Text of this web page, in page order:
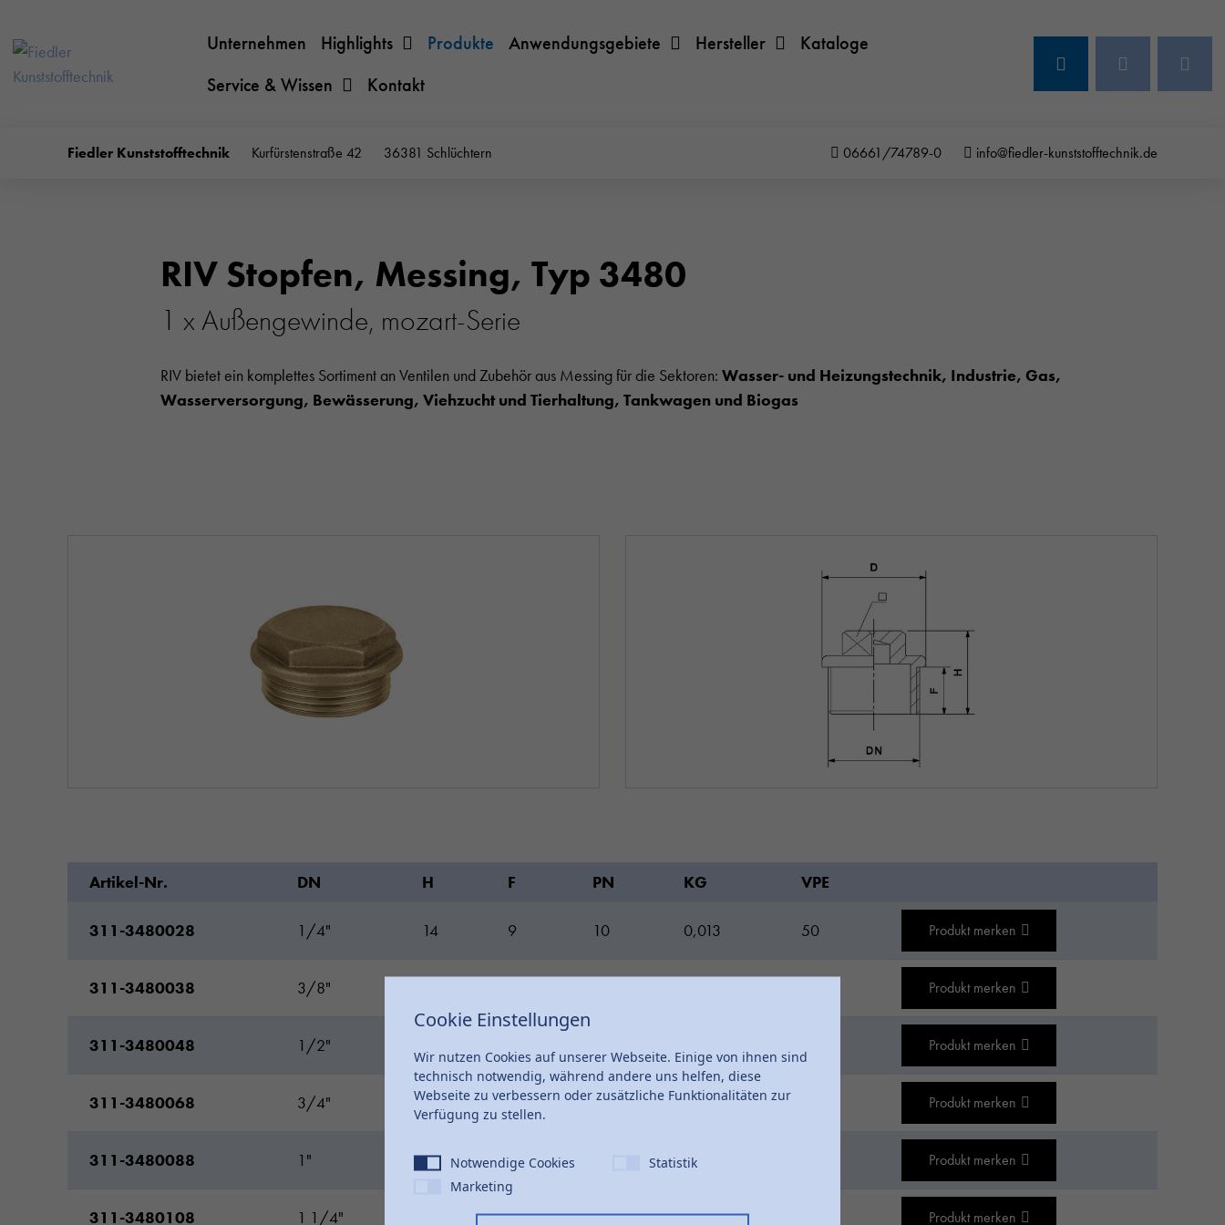
Unternehmen Highlights Produkte Anwendungsgebiete Hersteller
Kataloge
Service & Wissen
Kontakt
Fiedler Kunststofftechnik Kurfürstenstraße 42 36381 Schlüchtern 06661/74789-0 info@fiedler-kunststofftechnik.de
RIV Stopfen, Messing, Typ 3480
1 x Außengewinde, mozart-Serie
RIV bietet ein komplettes Sortiment an Ventilen und Zubehör aus Messing für die Sektoren: Wasser- und Heizungstechnik, Industrie, Gas,
Wasserversorgung, Bewässerung, Viehzucht und Tierhaltung, Tankwagen und Biogas
Artikel-Nr. DN H F PN KG VPE
311-3480028 1/4" 14 9 10 0,013 50 Produkt merken
311-3480038 3/8" Produkt merken
311-3480048 1/2" Produkt merken
311-3480068 3/4" 18 11 10 0,046 Produkt merken
311-3480088 1" 18 12 0,073 Produkt merken
311-3480108 1 1/4" 22 10 0,123 Produkt merken
Cookie Einstellungen
Wir nutzen Cookies auf unserer Webseite. Einige von ihnen sind
technisch notwendig, während andere uns helfen, diese
Webseite zu verbessern oder zusätzliche Funktionalitäten zur
Verfügung zu stellen.
Notwendige Cookies
Statistik
Marketing